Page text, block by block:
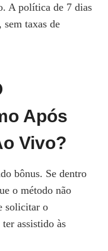
A política de 7 dias
taxas de
Após
Vivo?
bônus. Se dentro
o método não
solicitar o
assistido às